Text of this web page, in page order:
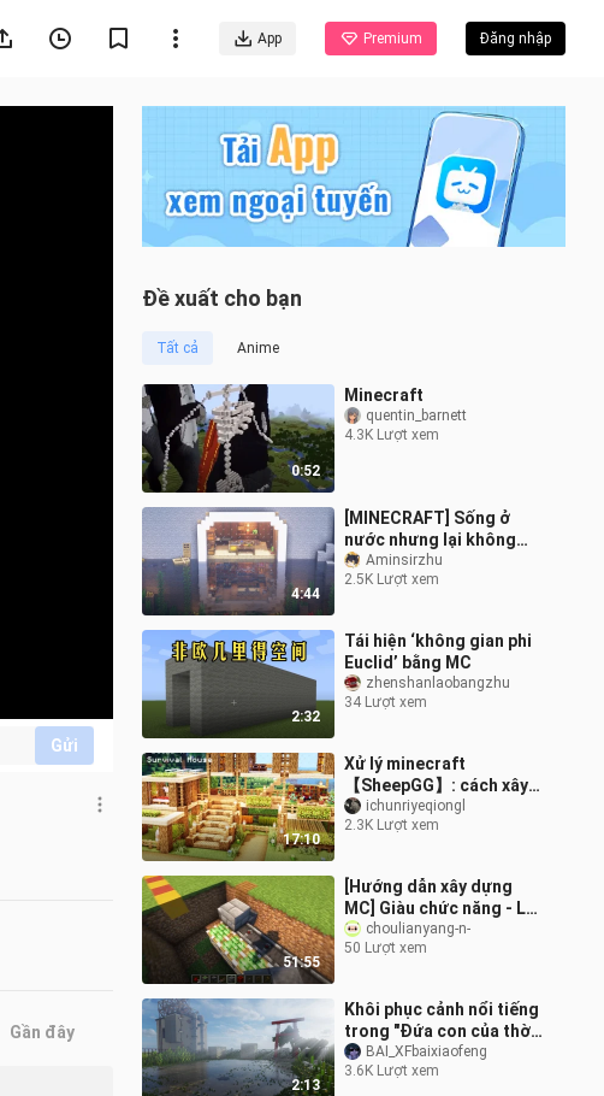
App Premium Đăng nhập
Gửi
Đề xuất cho bạn
Tất cả Anime
0:52
Minecraft
quentin_barnett
4.3K Lượt xem
4:44
[MINECRAFT] Sống ở
nước nhưng lại không
hoàn toàn là nước
Aminsirzhu
2.5K Lượt xem
2:32
Tái hiện ‘không gian phi
Euclid’ bằng MC
zhenshanlaobangzhu
34 Lượt xem
17:10
Xử lý minecraft
【SheepGG】: cách xây
dựng một ngôi nhà sinh
tồn đơn giản và thiết
ichunriyeqiongl
2.3K Lượt xem
51:55
[Hướng dẫn xây dựng
MC] Giàu chức năng - Lâu
đài chức năng! (Bao gồm
tài liệu lưu trữ và nội
choulianyang-n-
50 Lượt xem
2:13
Khôi phục cảnh nổi tiếng
trong "Đứa con của thời
tiết"BAI_XFbaixiaofeng
3.6K Lượt xem
Gần đây